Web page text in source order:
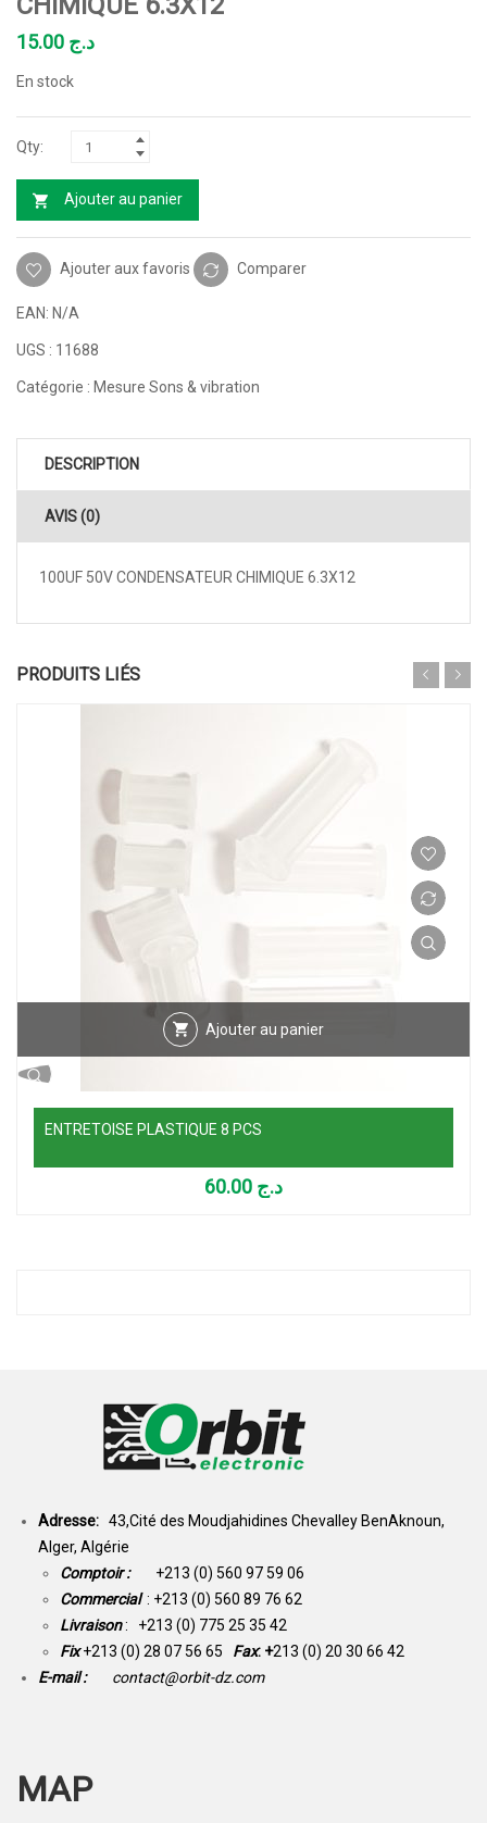
د.ج
En stock
Ajouter au panier
Ajouter aux favoris Comparer
EAN: N/A
UGS : 11688
Catégorie : Mesure Sons & vibration
DESCRIPTION
AVIS (0)
100UF 50V CONDENSATEUR CHIMIQUE 6.3X12
PRODUITS LIÉS
Ajouter au panier
ENTRETOISE PLASTIQUE 8 PCS
د.ج
Adresse: 43,Cité des Moudjahidines Chevalley BenAknoun,
Alger, Algérie
Comptoir : +213 (0) 560 97 59 06
Commercial : +213 (0) 560 89 76 62
Livraison: +213 (0) 775 25 35 42
Fix +213 (0) 28 07 56 65 Fax: +213 (0) 20 30 66 42
E-mail :
contact@orbit-dz.com
MAP